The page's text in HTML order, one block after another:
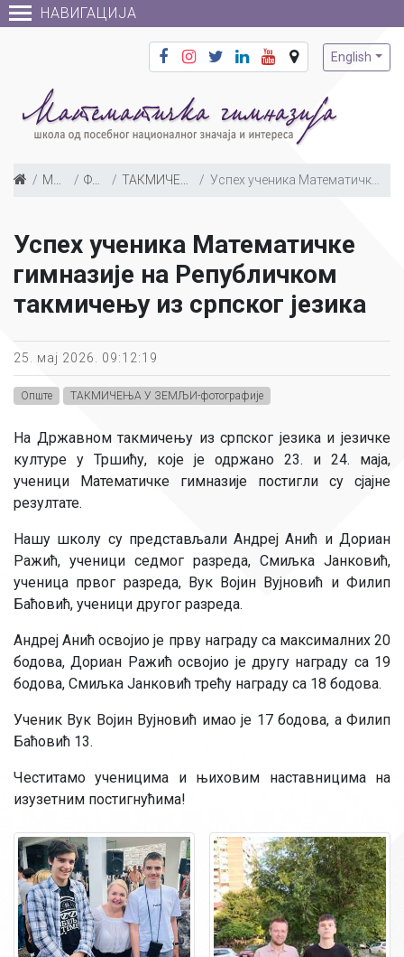
НАВИГАЦИЈА
English
МУЛТИМЕДИЈА Фото галерија ТАКМИЧЕЊА У ЗЕМЉИ-фотографије Успех ученика Математичке гимназије на Републичком такмичењу из српског језика
Успех ученика Математичке
гимназије на Републичком
такмичењу из српског језика
25. мај 2026. 09:12:19
Опште ТАКМИЧЕЊА У ЗЕМЉИ-фотографије
На Државном такмичењу из српског језика и језичке
културе у Тршићу, које је одржано 23. и 24. маја,
ученици Математичке гимназије постигли су сјајне
резултате.
Нашу школу су представљали Андреј Анић и Дориан
Ражић, ученици седмог разреда, Смиљка Јанковић,
ученица првог разреда, Вук Војин Вујновић и Филип
Баћовић, ученици другог разреда.
Андреј Анић освојио је прву награду са максималних 20
бодова, Дориан Ражић освојио је другу награду са 19
бодова, Смиљка Јанковић трећу награду са 18 бодова.
Ученик Вук Војин Вујновић имао је 17 бодова, а Филип
Баћовић 13.
Честитамо ученицима и њиховим наставницима на
изузетним постигнућима!